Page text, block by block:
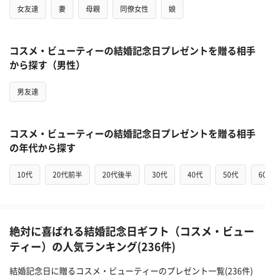
女友達 妻 母親 同僚女性 娘
コスメ・ビューティーの結婚記念日プレゼントを贈る相手
から探す（男性）
男友達
コスメ・ビューティーの結婚記念日プレゼントを贈る相手
の年代から探す
10代 20代前半 20代後半 30代 40代 50代
絶対に喜ばれる結婚記念日ギフト（コスメ・ビュー
ティー）の人気ランキング(236件)
結婚記念日に贈るコスメ・ビューティーのプレゼント一覧(236件)